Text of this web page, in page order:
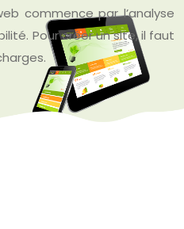
commence par l’analyse
Pour créer un site, il faut